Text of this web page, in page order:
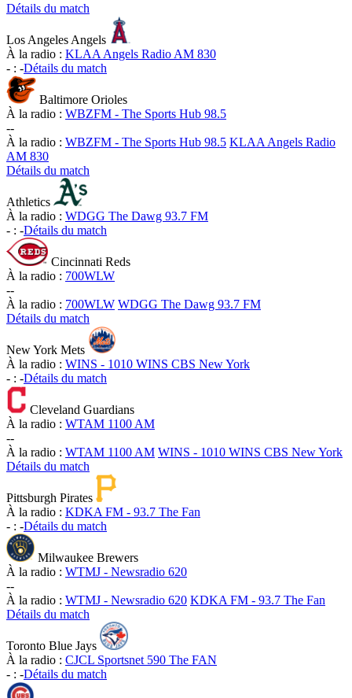
Détails du match
Los Angeles Angels
À la radio : KLAA Angels Radio AM 830
- : -Détails du match
Baltimore Orioles
À la radio : WBZFM - The Sports Hub 98.5
--
À la radio : WBZFM - The Sports Hub 98.5 KLAA Angels Radio
AM 830
Détails du match
Athletics
À la radio : WDGG The Dawg 93.7 FM
- : -Détails du match
Cincinnati Reds
À la radio : 700WLW
--
À la radio : 700WLW WDGG The Dawg 93.7 FM
Détails du match
New York Mets
À la radio : WINS - 1010 WINS CBS New York
- : -Détails du match
Cleveland Guardians
À la radio : WTAM 1100 AM
--
À la radio : WTAM 1100 AM WINS - 1010 WINS CBS New York
Détails du match
Pittsburgh Pirates
À la radio : KDKA FM - 93.7 The Fan
- : -Détails du match
Milwaukee Brewers
À la radio : WTMJ - Newsradio 620
--
À la radio : WTMJ - Newsradio 620 KDKA FM - 93.7 The Fan
Détails du match
Toronto Blue Jays
À la radio : CJCL Sportsnet 590 The FAN
- : -Détails du match